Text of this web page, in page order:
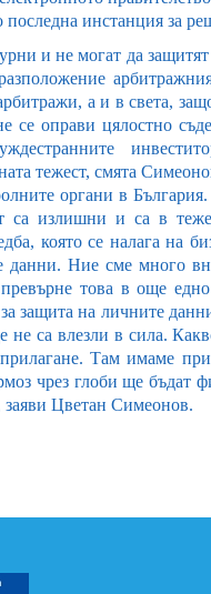
последна инстанция за
и не могат да
а и в света,
се оправи цялостно
тежест, смята
органи в
са излишни и са в
която се налага на
данни. Ние сме много
това в още
на личните
не са влезли в сила.
Там имаме
чрез глоби ще бъдат
заяви Цветан Симеонов.